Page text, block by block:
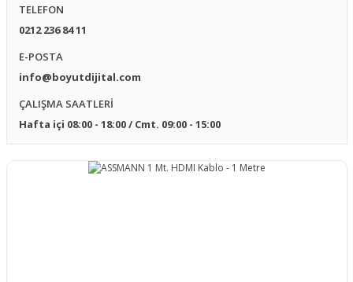
TELEFON
0212 236 84 11
E-POSTA
info@boyutdijital.com
ÇALIŞMA SAATLERİ
Hafta içi 08:00 - 18:00 / Cmt. 09:00 - 15:00